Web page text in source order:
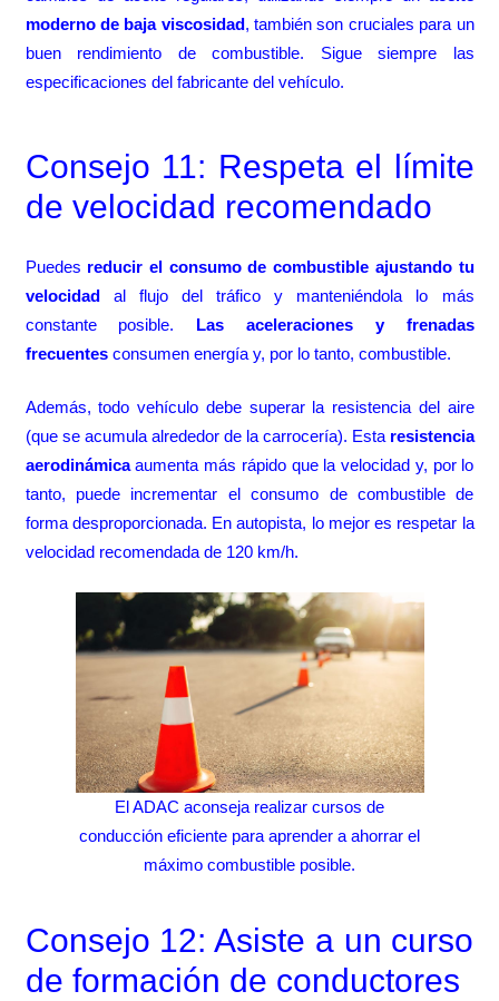
moderno de baja viscosidad, también son cruciales para un
buen rendimiento de combustible. Sigue siempre las
especificaciones del fabricante del vehículo.
Consejo 11: Respeta el límite
de velocidad recomendado
Puedes reducir el consumo de combustible ajustando tu
velocidadal flujo del tráfico y manteniéndola lo más
constante posible. Las aceleraciones y frenadas
frecuentesconsumen energía y, por lo tanto, combustible.
Además, todo vehículo debe superar la resistencia del aire
(que se acumula alrededor de la carrocería). Esta resistencia
aerodinámicaaumenta más rápido que la velocidad y, por lo
tanto, puede incrementar el consumo de combustible de
forma desproporcionada. En autopista, lo mejor es respetar la
velocidad recomendada de 120 km/h.
El ADAC aconseja realizar cursos de
conducción eficiente para aprender a ahorrar el
máximo combustible posible.
Consejo 12: Asiste a un curso
de formación de conductores